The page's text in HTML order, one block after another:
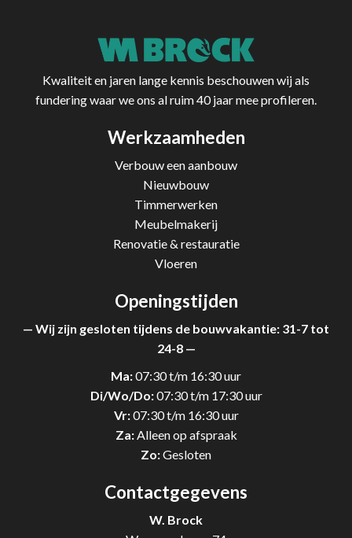
Kwaliteit en jaren lange kennis beschouwen wij als
fundering waar we ons al ruim 40 jaar mee profileren.
Werkzaamheden
Verbouw een aanbouw
Nieuwbouw
Timmerwerken
Meubelmakerij
Renovatie & restauratie
Vloeren
Openingstijden
— Wij zijn gesloten tijdens de bouwvakantie: 31-7 tot
24-8 —
Ma:07:30 t/m 16:30 uur
Di/Wo/Do:07:30 t/m 17:30 uur
Vr:07:30 t/m 16:30 uur
Za:Alleen op afspraak
Zo:Gesloten
Contactgegevens
W. Brock